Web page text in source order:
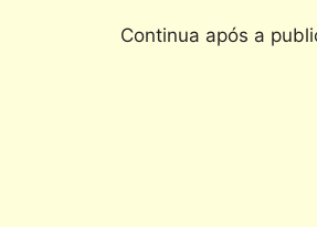
Continua após a